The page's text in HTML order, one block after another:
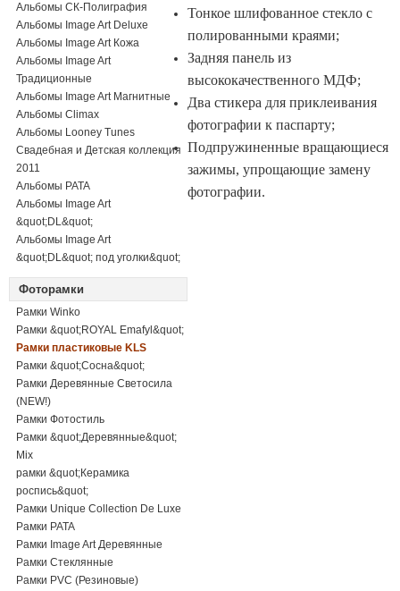
Альбомы СК-Полиграфия
Альбомы Image Art Deluxe
Альбомы Image Art Кожа
Альбомы Image Art
Традиционные
Альбомы Image Art Магнитные
Альбомы Climax
Альбомы Looney Tunes
Свадебная и Детская коллекция
2011
Альбомы PATA
Альбомы Image Art
&quot;DL&quot;
Альбомы Image Art
&quot;DL&quot; под уголки&quot;
Фоторамки
Рамки Winko
Рамки &quot;ROYAL Emafyl&quot;
Рамки пластиковые KLS
Рамки &quot;Сосна&quot;
Рамки Деревянные Светосила
(NEW!)
Рамки Фотостиль
Рамки &quot;Деревянные&quot;
Mix
рамки &quot;Керамика
роспись&quot;
Рамки Unique Collection De Luxe
Рамки PATA
Рамки Image Art Деревянные
Рамки Стеклянные
Рамки PVC (Резиновые)
Тонкое шлифованное стекло с
полированными краями;
Задняя панель из
высококачественного МДФ;
Два стикера для приклеивания
фотографии к паспарту;
Подпружиненные вращающиеся
зажимы, упрощающие замену
фотографии.